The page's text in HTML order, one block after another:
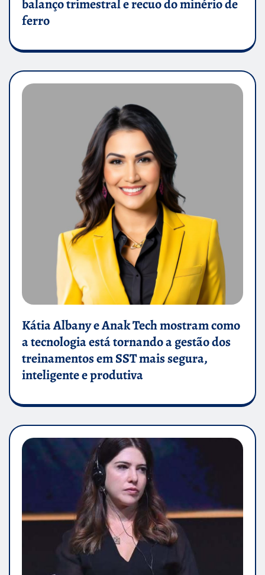
balanço trimestral e recuo do minério de
ferro
Kátia Albany e Anak Tech mostram como
a tecnologia está tornando a gestão dos
treinamentos em SST mais segura,
inteligente e produtiva